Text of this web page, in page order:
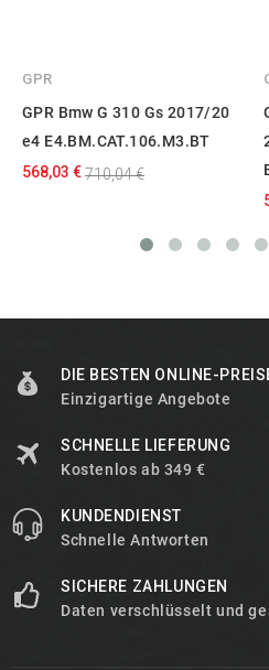
GPR
GPR Bmw G 310 Gs 2017/20
e4 E4.BM.CAT.106.M3.BT
568,03 €710,04 €
DIE BESTEN ONLINE-
Einzigartige Angebote
SCHNELLE LIEFERUNG
Kostenlos ab 349 €
KUNDENDIENST
Schnelle Antworten
SICHERE ZAHLUNGEN
Daten verschlüsselt und